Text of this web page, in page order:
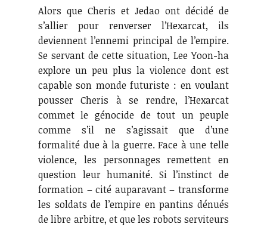
Alors que Cheris et Jedao ont décidé de
s’allier pour renverser l’Hexarcat, ils
deviennent l’ennemi principal de l’empire.
Se servant de cette situation, Lee Yoon-ha
explore un peu plus la violence dont est
capable son monde futuriste : en voulant
pousser Cheris à se rendre, l’Hexarcat
commet le génocide de tout un peuple
comme s’il ne s’agissait que d’une
formalité due à la guerre. Face à une telle
violence, les personnages remettent en
question leur humanité. Si l’instinct de
formation – cité auparavant – transforme
les soldats de l’empire en pantins dénués
de libre arbitre, et que les robots serviteurs